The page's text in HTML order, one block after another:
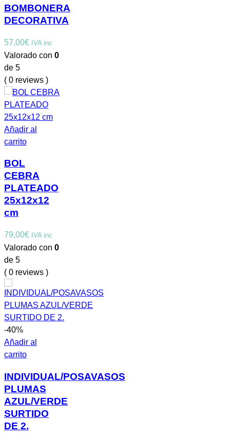
BOMBONERA
DECORATIVA
57,00€ IVA inc
Valorado con 0
de 5
( 0 reviews )
Añadir al
carrito
BOL
CEBRA
PLATEADO
25x12x12
cm
79,00€ IVA inc
Valorado con 0
de 5
( 0 reviews )
-40%
Añadir al
carrito
INDIVIDUAL/POSAVASOS
PLUMAS
AZUL/VERDE
SURTIDO
DE 2.